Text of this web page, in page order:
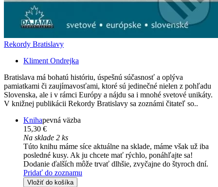
Rekordy Bratislavy
Kliment Ondrejka
Bratislava má bohatú históriu, úspešnú súčasnosť a oplýva
pamiatkami či zaujímavosťami, ktoré sú jedinečné nielen z pohľadu
Slovenska, ale i v rámci Európy a nájdu sa i mnohé svetové unikáty.
V knižnej publikácii Rekordy Bratislavy sa zoznámi čitateľ so..
Knihapevná väzba
15,30 €
Na sklade 2 ks
Túto knihu máme síce aktuálne na sklade, máme však už iba
posledné kusy. Ak ju chcete mať rýchlo, ponáhľajte sa!
Dodanie ďalších môže trvať dlhšie, zvyčajne do štyroch dní.
Pridať do zoznamu
Vložiť do košíka